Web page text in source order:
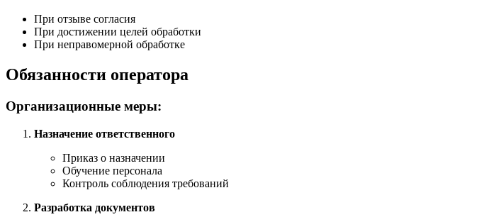
При отзыве согласия
При достижении целей обработки
При неправомерной обработке
Обязанности оператора
Организационные меры:
Назначение ответственного
Приказ о назначении
Обучение персонала
Контроль соблюдения требований
Разработка документов